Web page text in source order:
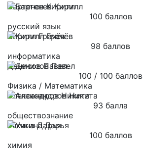
Бартенев Кирилл
100 баллов
русский язык
Кирилл Грачёв
98 баллов
информатика
Денисов Павел
100 / 100 баллов
Физика / Математика
Александров Никита
93 балла
обществознание
Учкина Дарья
100 баллов
химия